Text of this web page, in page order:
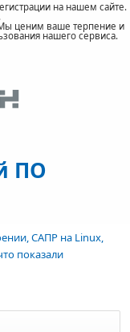
на нашем сайте.
ценим ваше терпение и
нашего сервиса.
ПО
САПР на Linux,
показали